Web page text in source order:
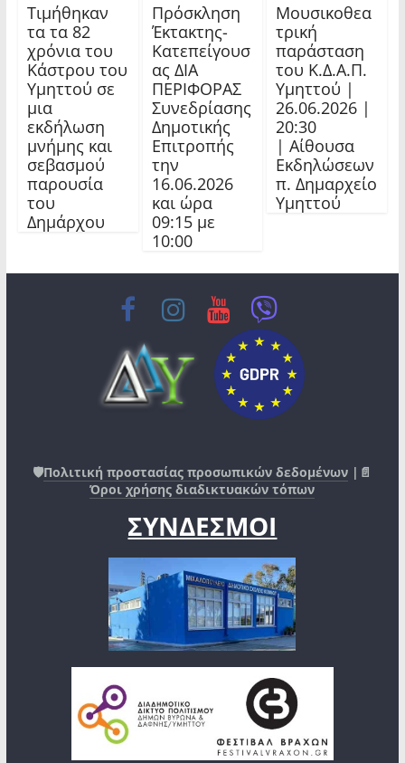
Τιμήθηκαν
τα τα 82
χρόνια του
Κάστρου του
Υμηττού σε
μια
εκδήλωση
μνήμης και
σεβασμού
παρουσία
του
Δημάρχου
Πρόσκληση
Έκτακτης-
Κατεπείγουσ
ας ΔΙΑ
ΠΕΡΙΦΟΡΑΣ
Συνεδρίασης
Δημοτικής
Επιτροπής
την
16.06.2026
και ώρα
09:15 με
10:00
Μουσικοθεα
τρική
παράσταση
του Κ.Δ.Α.Π.
Υμηττού |
26.06.2026 |
20:30
| Αίθουσα
Εκδηλώσεων
π. Δημαρχείο
Υμηττού
🛡️Πολιτική προστασίας προσωπικών δεδομένων |📄
Όροι χρήσης διαδικτυακών τόπων
ΣΥΝΔΕΣΜΟΙ